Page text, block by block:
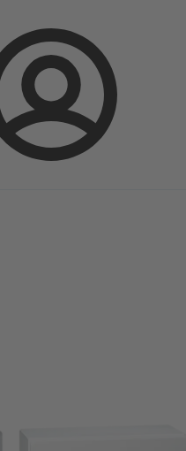
Login
LevelControl Basic 2